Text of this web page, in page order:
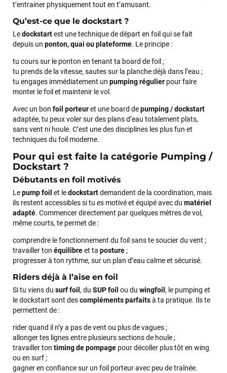
t’entrainer physiquement tout en t’amusant.
Qu’est-ce que le dockstart ?
Ledockstartest une technique de départ en foil qui se fait
depuis un ponton, quai ou plateforme. Le principe :
tu cours sur le ponton en tenant ta board de foil ;
tu prends de la vitesse, sautes sur la planche déjà dans l’eau ;
tu engages immédiatement un pumping régulier pour faire
monter le foil et maintenir le vol.
Avec un bon foil porteuret une board depumping / dockstart
adaptée, tu peux voler sur des plans d’eau totalement plats,
sans vent ni houle. C’est une des disciplines les plus fun et
techniques du foil moderne.
Pour qui est faite la catégorie Pumping /
Dockstart ?
Débutants en foil motivés
Lepump foil et ledockstartdemandent de la coordination, mais
ils restent accessibles si tu es motivé et équipé avec du matériel
adapté. Commencer directement par quelques mètres de vol,
même courts, te permet de :
comprendre le fonctionnement du foil sans te soucier du vent ;
travailler ton équilibreet ta posture;
progresser à ton rythme, sur un plan d’eau calme et sécurisé.
Riders déjà à l’aise en foil
Si tu viens du surf foil , du SUP foil ou du wingfoil , le pumping et
le dockstart sont descompléments parfaitsà ta pratique. Ils te
permettent de :
rider quand il n’y a pas de vent ou plus de vagues ;
allonger tes lignes entre plusieurs sections de houle ;
travailler ton timing de pompage pour décoller plus tôt en wing
ou en surf ;
gagner en confiance sur un foil porteur avec peu de traînée.